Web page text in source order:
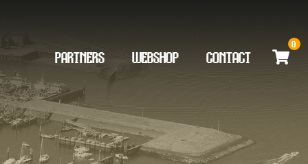
PARTNERS WEBSHOP CONTACT
0